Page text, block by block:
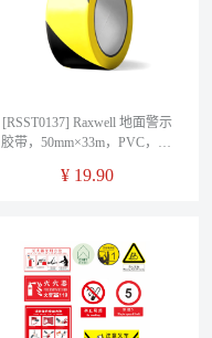
[RSST0137] Raxwell 地面警示
胶带，50mm×33m，PVC，黑/
¥ 19.90